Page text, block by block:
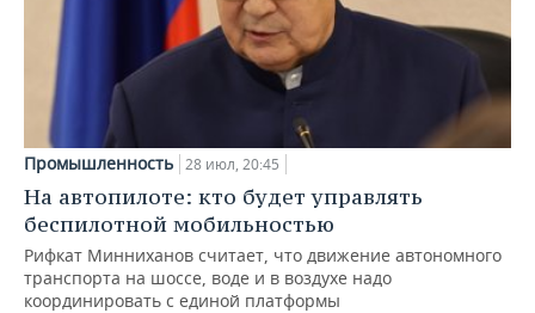
Промышленность 28 июл, 20:45
На автопилоте: кто будет управлять
беспилотной мобильностью
Рифкат Минниханов считает, что движение автономного
транспорта на шоссе, воде и в воздухе надо
координировать с единой платформы